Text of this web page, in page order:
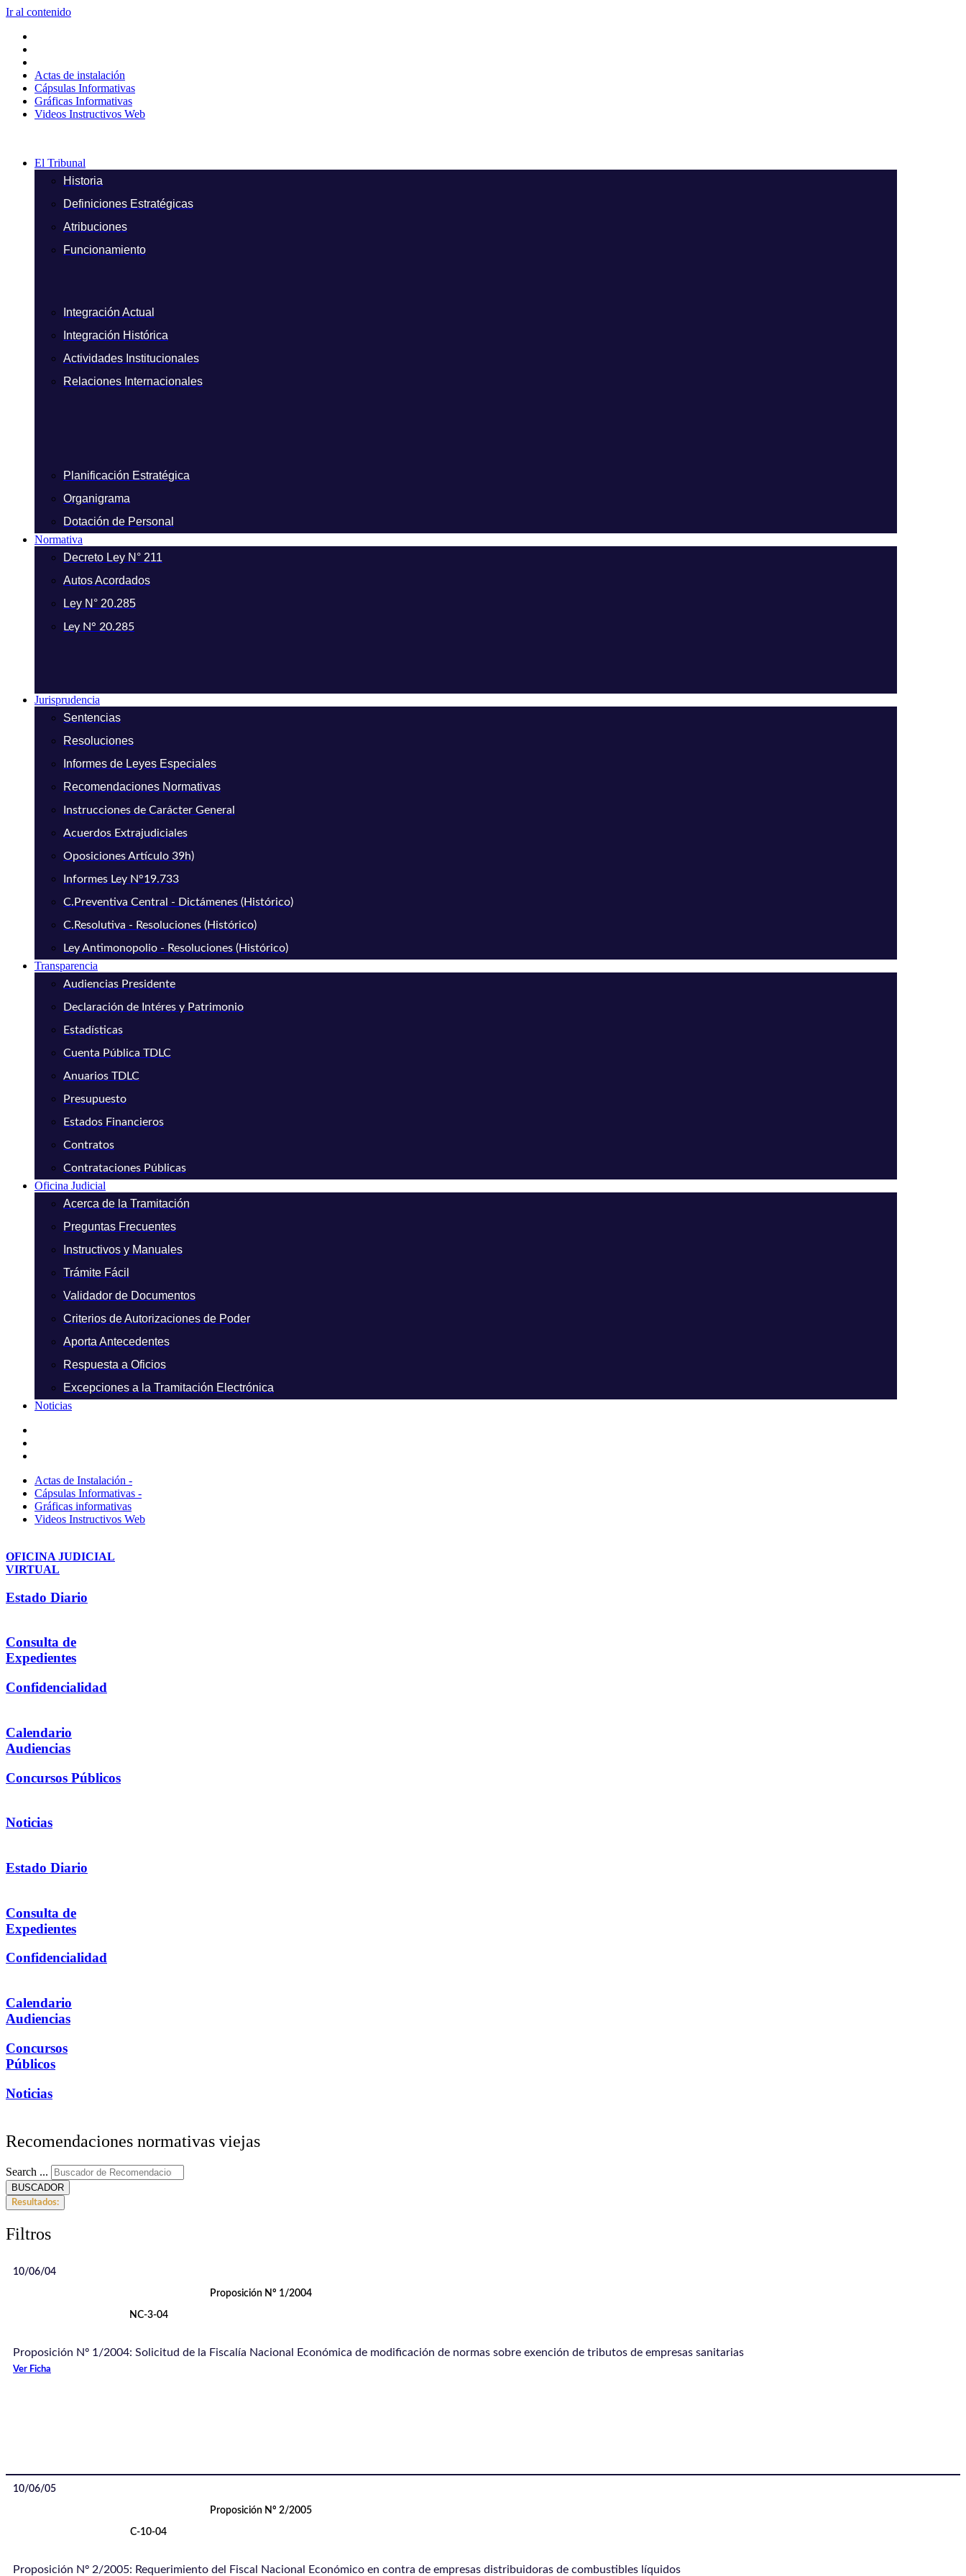
Ir al contenido
Actas de instalación
Cápsulas Informativas
Gráficas Informativas
Videos Instructivos Web
El Tribunal
Historia
Definiciones Estratégicas
Atribuciones
Funcionamiento
Integración Actual
Integración Histórica
Actividades Institucionales
Relaciones Internacionales
Planificación Estratégica
Organigrama
Dotación de Personal
Normativa
Decreto Ley N° 211
Autos Acordados
Ley N° 20.285
Ley N° 20.285
Jurisprudencia
Sentencias
Resoluciones
Informes de Leyes Especiales
Recomendaciones Normativas
Instrucciones de Carácter General
Acuerdos Extrajudiciales
Oposiciones Artículo 39h)
Informes Ley N°19.733
C.Preventiva Central - Dictámenes (Histórico)
C.Resolutiva - Resoluciones (Histórico)
Ley Antimonopolio - Resoluciones (Histórico)
Transparencia
Audiencias Presidente
Declaración de Intéres y Patrimonio
Estadísticas
Cuenta Pública TDLC
Anuarios TDLC
Presupuesto
Estados Financieros
Contratos
Contrataciones Públicas
Oficina Judicial
Acerca de la Tramitación
Preguntas Frecuentes
Instructivos y Manuales
Trámite Fácil
Validador de Documentos
Criterios de Autorizaciones de Poder
Aporta Antecedentes
Respuesta a Oficios
Excepciones a la Tramitación Electrónica
Noticias
Actas de Instalación -
Cápsulas Informativas -
Gráficas informativas
Videos Instructivos Web
OFICINA JUDICIAL
VIRTUAL
Estado Diario
Consulta de
Expedientes
Confidencialidad
Calendario
Audiencias
Concursos Públicos
Noticias
Estado Diario
Consulta de
Expedientes
Confidencialidad
Calendario
Audiencias
Concursos
Públicos
Noticias
Recomendaciones normativas viejas
Search ...
BUSCADOR
Resultados:
Filtros
10/06/04
Proposición Nº 1/2004
NC-3-04
Proposición Nº 1/2004: Solicitud de la Fiscalía Nacional Económica de modificación de normas sobre exención de tributos de empresas sanitarias
Ver Ficha
10/06/05
Proposición Nº 2/2005
C-10-04
Proposición Nº 2/2005: Requerimiento del Fiscal Nacional Económico en contra de empresas distribuidoras de combustibles líquidos